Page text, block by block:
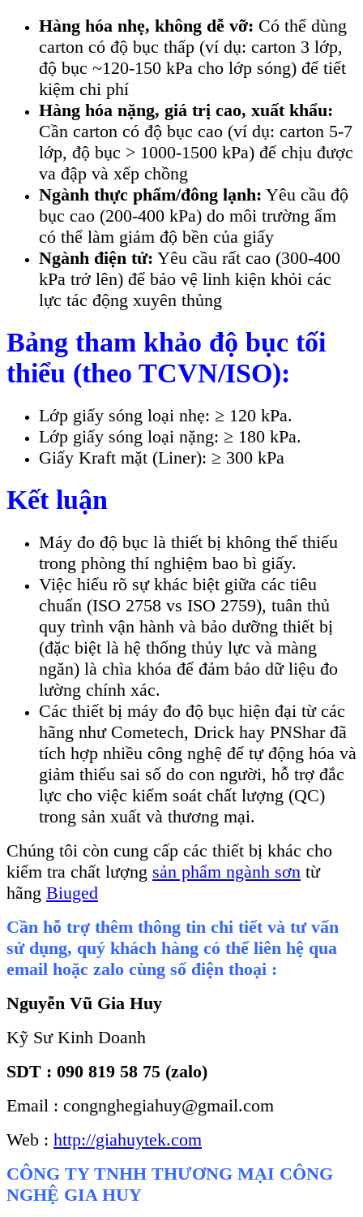
Hàng hóa nhẹ, không dễ vỡ: Có thể dùng
carton có độ bục thấp (ví dụ: carton 3 lớp,
độ bục ~120-150 kPa cho lớp sóng) để tiết
kiệm chi phí
Hàng hóa nặng, giá trị cao, xuất khẩu:
Cần carton có độ bục cao (ví dụ: carton 5-7
lớp, độ bục > 1000-1500 kPa) để chịu được
va đập và xếp chồng
Ngành thực phẩm/đông lạnh: Yêu cầu độ
bục cao (200-400 kPa) do môi trường ẩm
có thể làm giảm độ bền của giấy
Ngành điện tử: Yêu cầu rất cao (300-400
kPa trở lên) để bảo vệ linh kiện khỏi các
lực tác động xuyên thủng
Bảng tham khảo độ bục tối
thiểu (theo TCVN/ISO):
Lớp giấy sóng loại nhẹ: ≥ 120 kPa.
Lớp giấy sóng loại nặng: ≥ 180 kPa.
Giấy Kraft mặt (Liner): ≥ 300 kPa
Kết luận
Máy đo độ bục là thiết bị không thể thiếu
trong phòng thí nghiệm bao bì giấy.
Việc hiểu rõ sự khác biệt giữa các tiêu
chuẩn (ISO 2758 vs ISO 2759), tuân thủ
quy trình vận hành và bảo dưỡng thiết bị
(đặc biệt là hệ thống thủy lực và màng
ngăn) là chìa khóa để đảm bảo dữ liệu đo
lường chính xác.
Các thiết bị máy đo độ bục hiện đại từ các
hãng như Cometech, Drick hay PNShar đã
tích hợp nhiều công nghệ để tự động hóa và
giảm thiểu sai số do con người, hỗ trợ đắc
lực cho việc kiểm soát chất lượng (QC)
trong sản xuất và thương mại.
Chúng tôi còn cung cấp các thiết bị khác cho
kiểm tra chất lượng sản phẩm ngành sơn từ
hãng Biuged
Cần hỗ trợ thêm thông tin chi tiết và tư vấn
sử dụng, quý khách hàng có thể liên hệ qua
email hoặc zalo cùng số điện thoại :
Nguyễn Vũ Gia Huy
Kỹ Sư Kinh Doanh
SDT : 090 819 58 75 (zalo)
Email : congnghegiahuy@gmail.com
Web : http://giahuytek.com
CÔNG TY TNHH THƯƠNG MẠI CÔNG
NGHỆ GIA HUY